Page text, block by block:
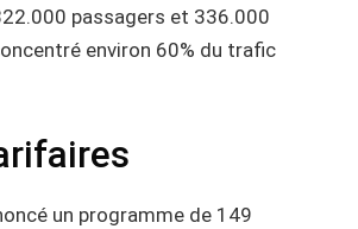
passagers et 336.000
environ 60% du trafic
un programme de 149